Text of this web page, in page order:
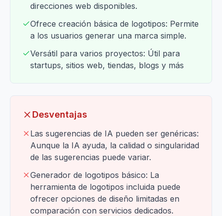
direcciones web disponibles.
Ofrece creación básica de logotipos: Permite
a los usuarios generar una marca simple.
Versátil para varios proyectos: Útil para
startups, sitios web, tiendas, blogs y más
Desventajas
Las sugerencias de IA pueden ser genéricas:
Aunque la IA ayuda, la calidad o singularidad
de las sugerencias puede variar.
Generador de logotipos básico: La
herramienta de logotipos incluida puede
ofrecer opciones de diseño limitadas en
comparación con servicios dedicados.